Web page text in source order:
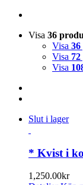
Visa 36
Visa
Visa
Visa
Slut i lager
* Kvist i
1,250.00kr